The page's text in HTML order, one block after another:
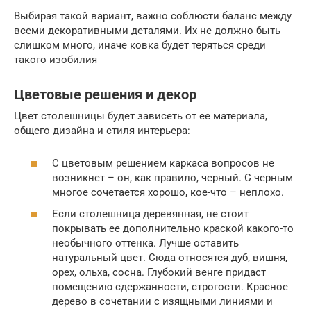
Выбирая такой вариант, важно соблюсти баланс между
всеми декоративными деталями. Их не должно быть
слишком много, иначе ковка будет теряться среди
такого изобилия
Цветовые решения и декор
Цвет столешницы будет зависеть от ее материала,
общего дизайна и стиля интерьера:
С цветовым решением каркаса вопросов не
возникнет – он, как правило, черный. С черным
многое сочетается хорошо, кое-что – неплохо.
Если столешница деревянная, не стоит
покрывать ее дополнительно краской какого-то
необычного оттенка. Лучше оставить
натуральный цвет. Сюда относятся дуб, вишня,
орех, ольха, сосна. Глубокий венге придаст
помещению сдержанности, строгости. Красное
дерево в сочетании с изящными линиями и